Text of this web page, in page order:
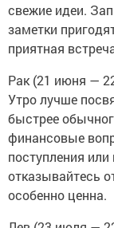
свежие идеи.
заметки
приятная
Рак (21 июня —
Утро лучше
быстрее
финансовые
поступления
отказывайтесь
особенно ценна.